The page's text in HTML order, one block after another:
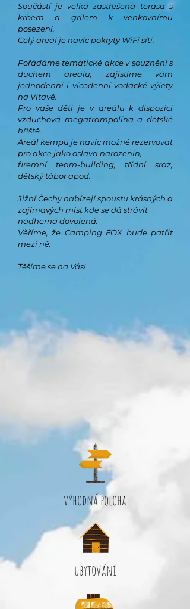
Součástí je velká zastřešená terasa s
krbem a grilem k venkovnímu
posezení.
Celý areál je navíc pokrytý WiFi sítí.
Pořádáme tematické akce v souznění s
duchem areálu, zajistíme vám
jednodenní i vícedenní vodácké výlety
na Vltavě.
Pro vaše děti je v areálu k dispozici
vzduchová megatrampolína a dětské
hřiště.
Areál kempu je navíc možné rezervovat
pro akce jako oslava narozenin,
firemní team-building, třídní sraz,
dětský tábor apod.
Jižní Čechy nabízejí spoustu krásných a
zajímavých míst kde se dá strávit
nádhernádovolená.
Věříme, že Camping FOX bude patřit
mezi ně.
Těšíme se na Vás!
výhodná poloha
ubytování